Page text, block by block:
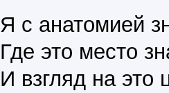
Я с анатомией
Где это место
И взгляд на это